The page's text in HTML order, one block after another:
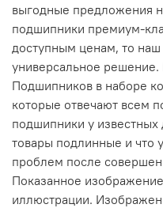
выгодные предложения
подшипники премиум-
доступным ценам, то
универсальное
Подшипников в наборе
которые отвечают всем
подшипники у известных
товары подлинные и что
проблем после
Показанное
иллюстрации.